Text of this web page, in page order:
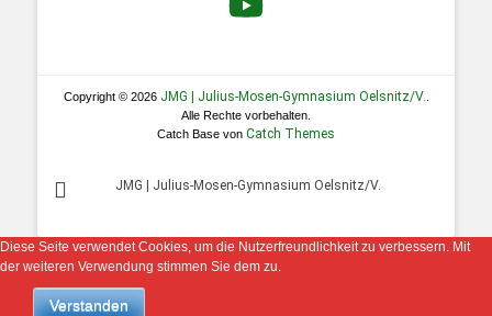
JMG | Julius-Mosen-Gymnasium Oelsnitz/V.
Copyright © 2026 JMG | Julius-Mosen-Gymnasium Oelsnitz/V.
Alle Rechte vorbehalten.
Catch Base von Catch Themes
Diese Seite verwendet Cookies, um die Nutzerfreundlichkeit zu verbessern. Mit
der weiteren Verwendung stimmen Sie dem zu.
Verstanden